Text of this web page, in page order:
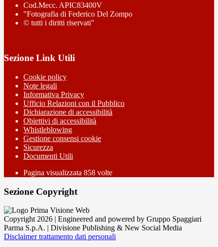
Cod.Mecc. APIC83400V
"Fotografia di Federico Del Zompo
© tutti i diritti riservati"
Sezione Link Utili
Cookie policy
Note legali
Informativa Privacy
Ufficio Relazioni con il Pubblico
Dichiarazione di accessibilità
Obiettivi di accessibilità
Whistleblowing
Gestione consensi cookie
Sicurezza
Documenti Utili
Pagina visualizzata 858 volte
Sezione Copyright
Copyright 2026 | Engineered and powered by Gruppo Spaggiari
Parma S.p.A. | Divisione Publishing & New Social Media
Disclaimer trattamento dati personali